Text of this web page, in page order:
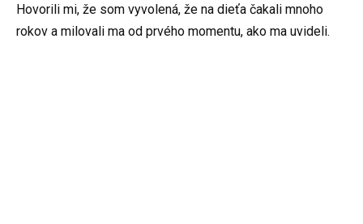
Hovorili mi, že som vyvolená, že na dieťa čakali mnoho
rokov a milovali ma od prvého momentu, ako ma uvideli.